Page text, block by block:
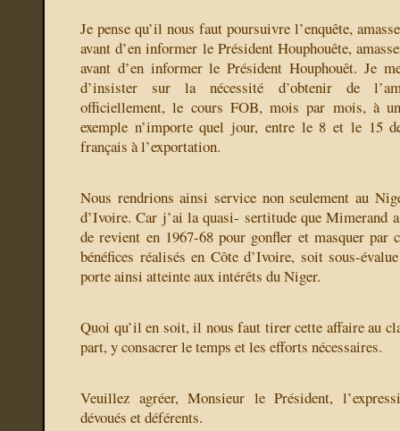
Je pense qu’il nous faut poursuivre l’enquête,
avant d’en informer le Président Houphouête,
avant d’en informer le Président Houphouêt. Je
d’insister sur la nécessité d’obtenir de
officiellement, le cours FOB, mois par mois, à
exemple n’importe quel jour, entre le 8 et le 15
français à l’exportation.
Nous rendrions ainsi service non seulement au
d’Ivoire. Car j’ai la quasi- sertitude que Mimerand
de revient en 1967-68 pour gonfler et masquer par
bénéfices réalisés en Côte d’Ivoire, soit sous-
porte ainsi atteinte aux intérêts du Niger.
Quoi qu’il en soit, il nous faut tirer cette affaire au
part, y consacrer le temps et les efforts nécessaires.
Veuillez agréer, Monsieur le Président,
dévoués et déférents.